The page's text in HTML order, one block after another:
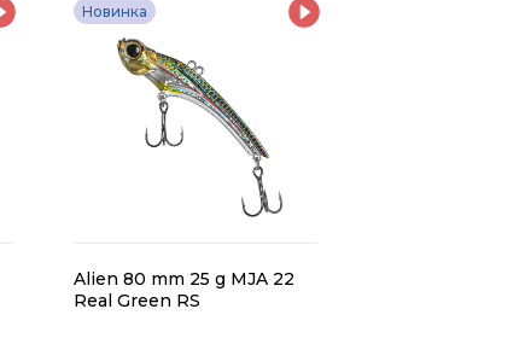
Новинка
Alien 80 mm 25 g MJA 22
Real Green RS